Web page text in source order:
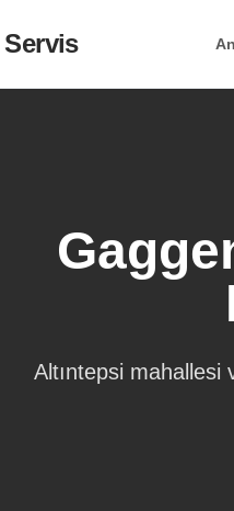
Altıntepsi mahallesi